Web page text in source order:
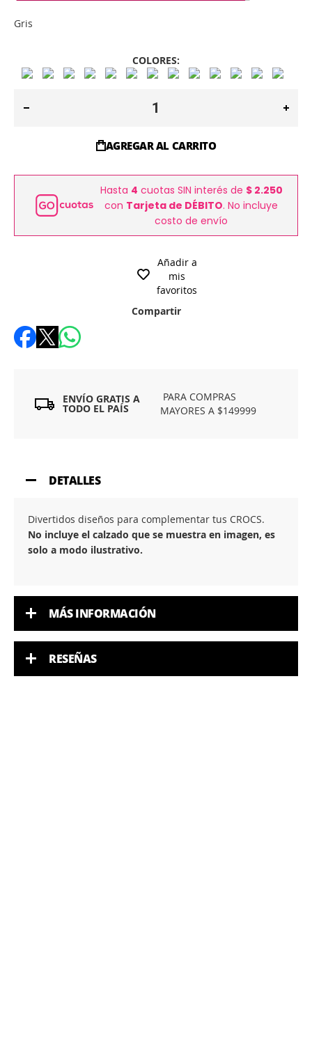
Gris
COLORES:
AGREGAR AL CARRITO
Hasta 4 cuotas SIN interés de $ 2.250
con Tarjeta de DÉBITO. No incluye
costo de envío
Añadir a
mis
favoritos
Compartir
ENVÍO GRATIS A
TODO EL PAÍS
PARA COMPRAS
MAYORES A $149999
DETALLES
Divertidos diseños para complementar tus CROCS.
No incluye el calzado que se muestra en imagen, es
solo a modo ilustrativo.
MÁS INFORMACIÓN
RESEÑAS